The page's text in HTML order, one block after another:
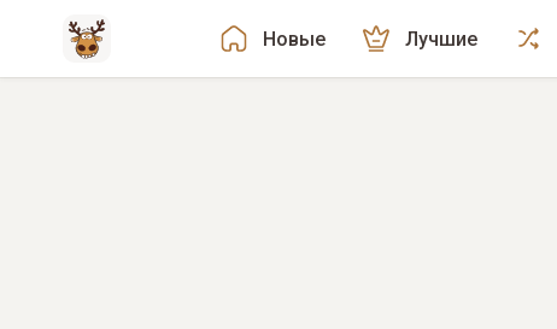
Новые Лучшие